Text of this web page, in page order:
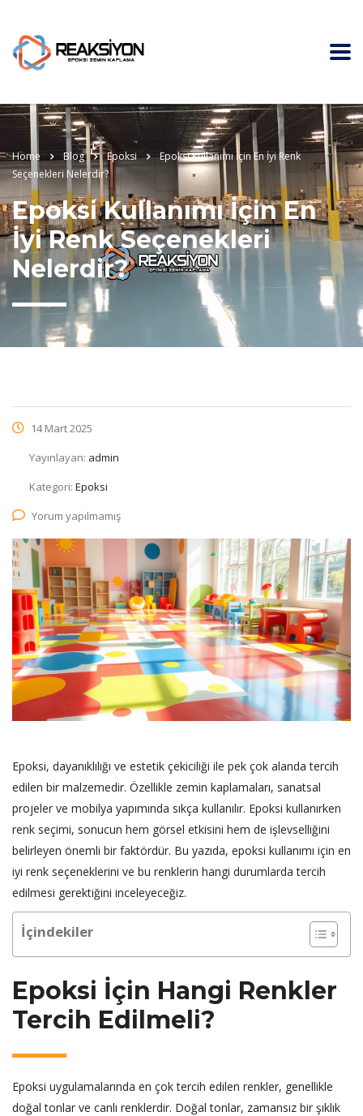
Home Blog Epoksi
Epoksi Kullanımı İçin En İyi Renk
Seçenekleri Nelerdir?
Epoksi Kullanımı İçin En
İyi Renk Seçenekleri
Nelerdir?
14 Mart 2025
Yayınlayan: admin
Kategori: Epoksi
Yorum yapılmamış
Epoksi, dayanıklılığı ve estetik çekiciliği ile pek çok alanda tercih
edilen bir malzemedir. Özellikle zemin kaplamaları, sanatsal
projeler ve mobilya yapımında sıkça kullanılır. Epoksi kullanırken
renk seçimi, sonucun hem görsel etkisini hem de işlevselliğini
belirleyen önemli bir faktördür. Bu yazıda, epoksi kullanımı için en
iyi renk seçeneklerini ve bu renklerin hangi durumlarda tercih
edilmesi gerektiğini inceleyeceğiz.
İçindekiler
Epoksi İçin Hangi Renkler
Tercih Edilmeli?
Epoksi uygulamalarında en çok tercih edilen renkler, genellikle
doğal tonlar ve canlı renklerdir. Doğal tonlar, zamansız bir şıklık